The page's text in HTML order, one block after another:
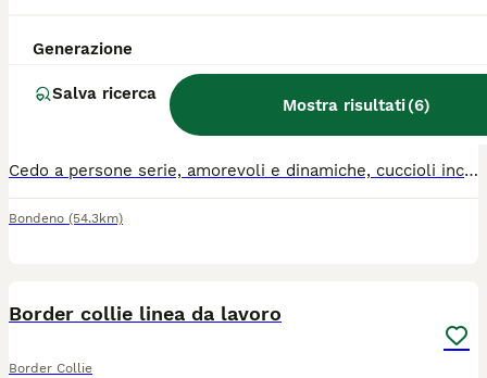
Generazione
Salva ricerca
Mostra risultati(6)
14 settimane 3 50 €
Prezzo
Cedo a persone serie, amorevoli e dinamiche, cuccioli incrocio border collie/pastore bergamasco (madre puro border collie, padre metà), nati il 27 aprile 2026. Chiedo un rimborso simbolico di 50 euro. I cuccioli non hanno ancora il microchip.
Bondeno (54.3km)
Border collie linea da lavoro
Border Collie